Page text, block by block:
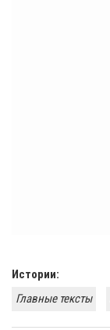
Истории:
Главные тексты